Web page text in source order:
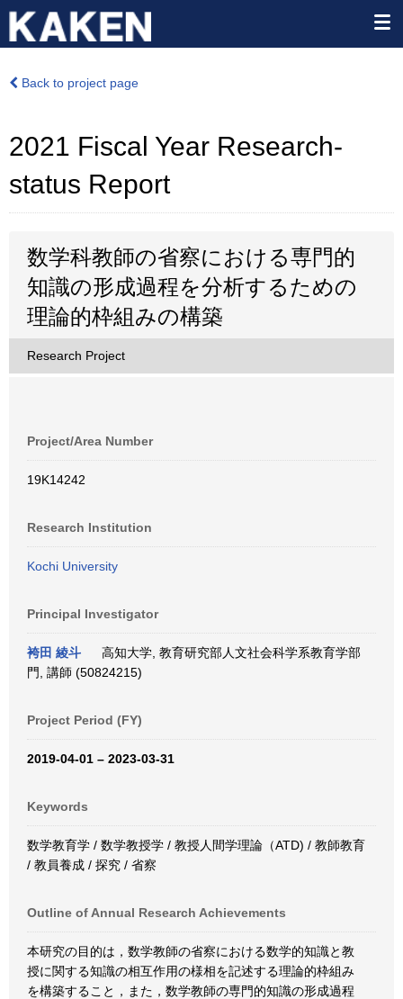
Back to project page
2021 Fiscal Year Research-
status Report
数学科教師の省察における専門的
知識の形成過程を分析するための
理論的枠組みの構築
Research Project
Project/Area Number
19K14242
Research Institution
Kochi University
Principal Investigator
袴田 綾斗
高知大学, 教育研究部人文社会科学系教育学部
門, 講師 (50824215)
Project Period (FY)
2019-04-01 – 2023-03-31
Keywords
数学教育学 / 数学教授学 / 教授人間学理論（ATD) / 教師教育
/ 教員養成 / 探究 / 省察
Outline of Annual Research Achievements
本研究の目的は，数学教師の省察における数学的知識と教
授に関する知識の相互作用の様相を記述する理論的枠組み
を構築すること，また，数学教師の専門的知識の形成過程